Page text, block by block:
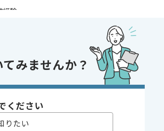
経験
スもございます！まずはお気軽にご相談ください！
みませんか？
ください
りたい